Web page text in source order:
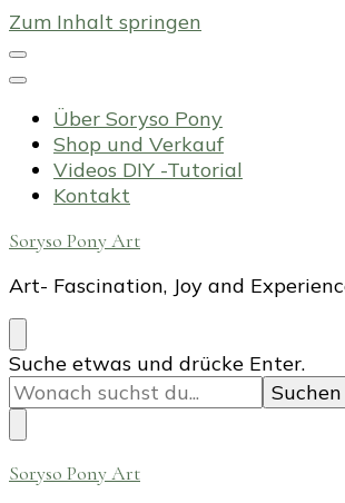
Zum Inhalt springen
Über Soryso Pony
Shop und Verkauf
Videos DIY -Tutorial
Kontakt
Soryso Pony Art
Art- Fascination, Joy and
Suchst
du
nach
etwas?
Suche etwas und drücke Enter.
Soryso Pony Art